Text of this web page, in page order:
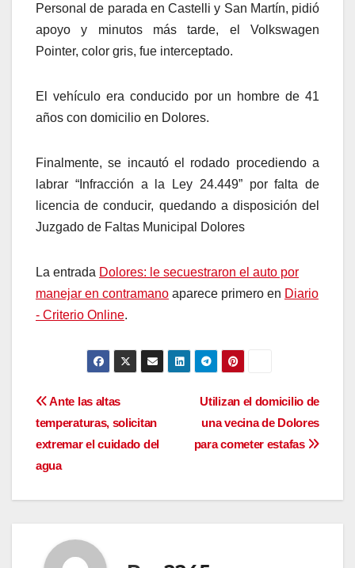
Personal de parada en Castelli y San Martín, pidió
apoyo y minutos más tarde, el Volkswagen
Pointer, color gris, fue interceptado.
El vehículo era conducido por un hombre de 41
años con domicilio en Dolores.
Finalmente, se incautó el rodado procediendo a
labrar “Infracción a la Ley 24.449” por falta de
licencia de conducir, quedando a disposición del
Juzgado de Faltas Municipal Dolores
La entrada Dolores: le secuestraron el auto por
manejar en contramano aparece primero en Diario
- Criterio Online.
Navegación
de
entradas
Utilizan el domicilio de
una vecina de Dolores
para cometer estafas
Ante las altas
temperaturas, solicitan
extremar el cuidado del
agua